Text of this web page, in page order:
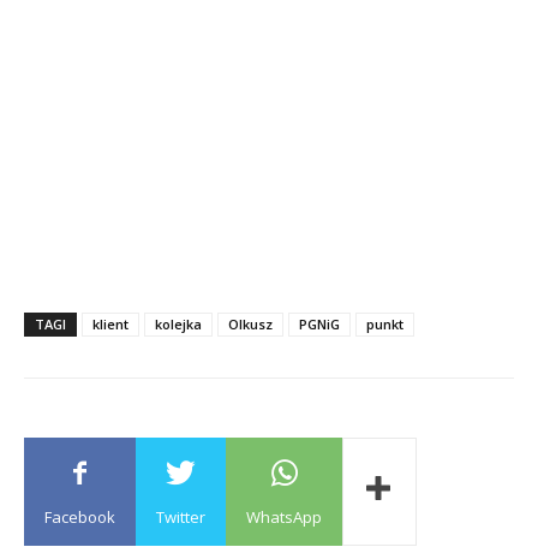
TAGI klient kolejka Olkusz PGNiG punkt
Facebook Twitter WhatsApp